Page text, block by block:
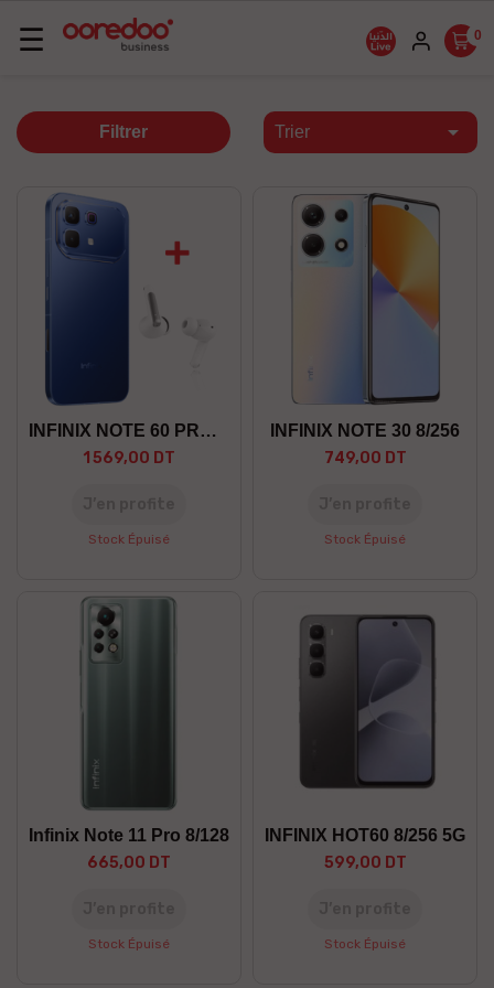
Basculer
☰ 0
Filtrer Trier 
INFINIX NOTE 60 PRO 12/256 5G
1 569,00 DT
Stock Épuisé
INFINIX NOTE 30 8/256
749,00 DT
Stock Épuisé
Infinix Note 11 Pro 8/128
665,00 DT
Stock Épuisé
INFINIX HOT60 8/256 5G
599,00 DT
Stock Épuisé